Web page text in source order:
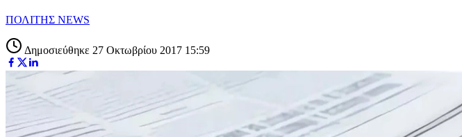
ΠΟΛΙΤΗΣ NEWS
Δημοσιεύθηκε 27 Οκτωβρίου 2017 15:59